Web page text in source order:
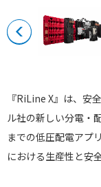
『RiLine X』は、安
ル社の新しい分電・
までの低圧配電アプ
における生産性と安